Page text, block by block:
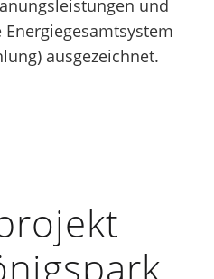
und
ausgezeichnet.